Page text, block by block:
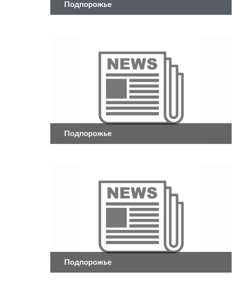
Подпорожье
Подпорожье
Подпорожье